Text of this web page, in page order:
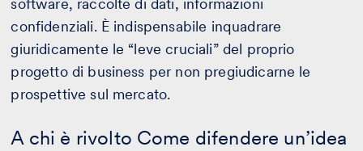
software, raccolte di dati, informazioni
confidenziali. È indispensabile inquadrare
giuridicamente le “leve cruciali” del proprio
progetto di business per non pregiudicarne le
prospettive sul mercato.
A chi è rivolto Come difendere un’idea